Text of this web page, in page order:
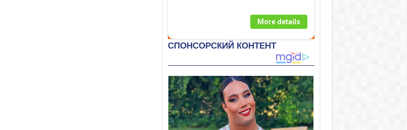
More details